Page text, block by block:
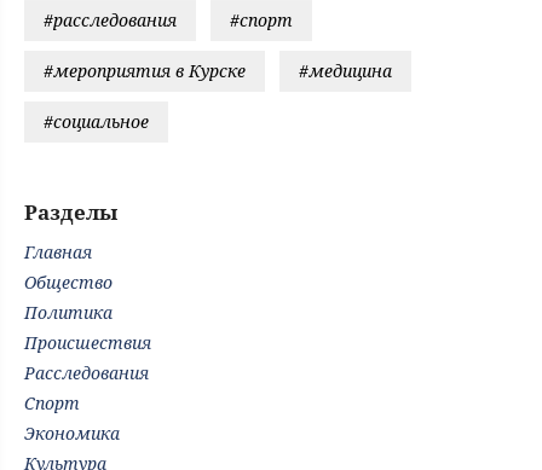
#расследования #спорт
#мероприятия в Курске #медицина
#социальное
Разделы
Главная
Общество
Политика
Происшествия
Расследования
Спорт
Экономика
Культура